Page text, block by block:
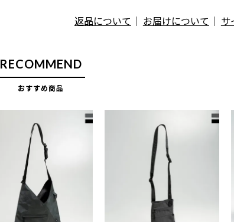
返品について ｜ お届けについて ｜ サ
RECOMMEND
おすすめ商品